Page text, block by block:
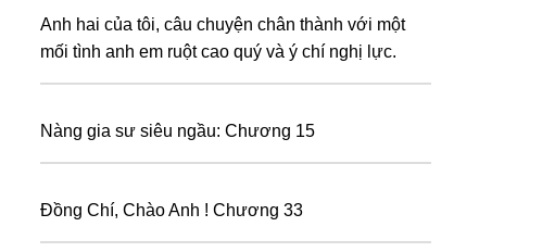
Anh hai của tôi, câu chuyện chân thành với một
mối tình anh em ruột cao quý và ý chí nghị lực.
Nàng gia sư siêu ngầu: Chương 15
Đồng Chí, Chào Anh ! Chương 33